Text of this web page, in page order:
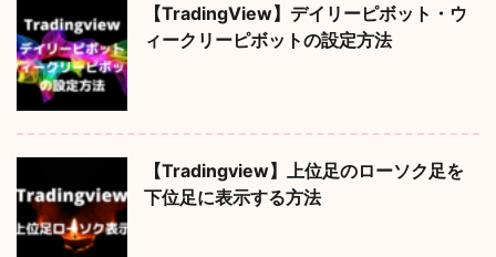
【TradingView】デイリーピボット・ウ
ィークリーピボットの設定方法
【Tradingview】上位足のローソク足を
下位足に表示する方法